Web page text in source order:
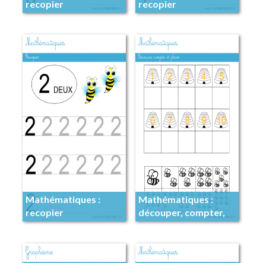
recopier
recopier
Mathématiques :
recopier
Mathématiques :
découper, compter,
placer